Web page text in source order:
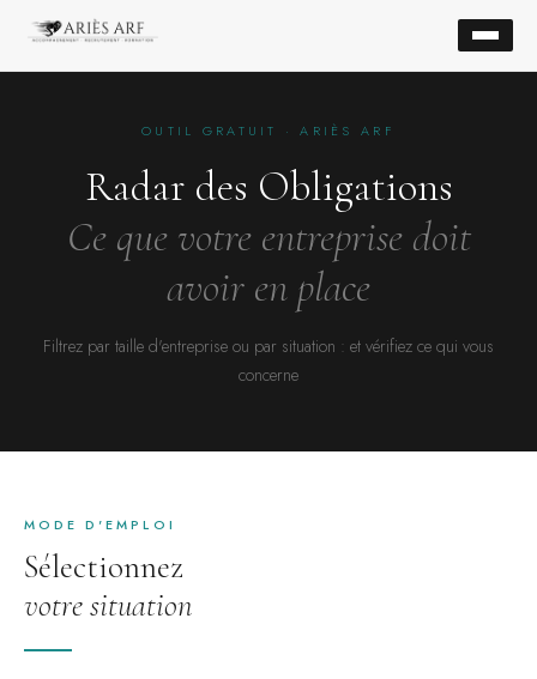
OUTIL GRATUIT · ARIÈS ARF
Radar des Obligations
Ce que votre entreprise doit
avoir en place
Filtrez par taille d'entreprise ou par situation : et vérifiez ce qui vous
concerne
MODE D'EMPLOI
Sélectionnez
votre situation